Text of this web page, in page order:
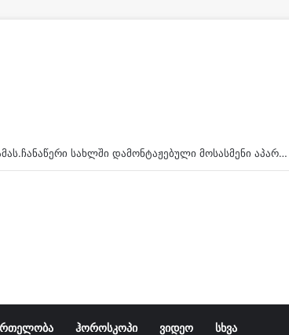
სატვირთო და რამდენიმე მსუბუქი მანქანა ერთმანეთს შეეჯახა. დაიღუპა ქალი, არიან დაშავებულებიც! – სად მოხდა მძიმე შემთხვევა?
ჰოროსკოპი ვიდეო სხვა